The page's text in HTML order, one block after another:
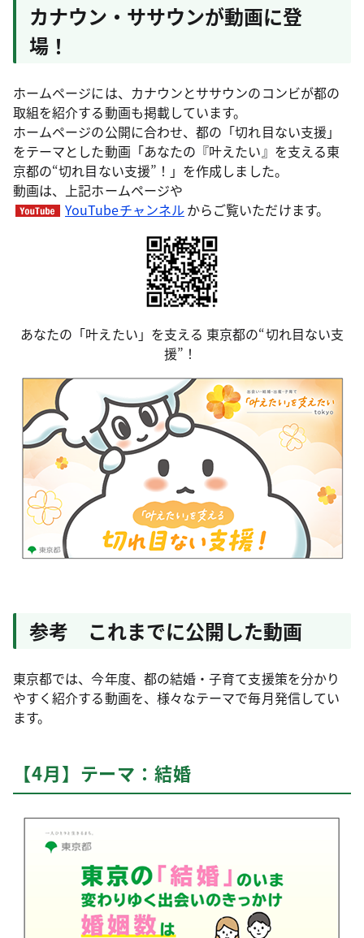
カナウン・ササウンが動画に登
場！
ホームページには、カナウンとササウンのコンビが都の
取組を紹介する動画も掲載しています。
ホームページの公開に合わせ、都の「切れ目ない支援」
をテーマとした動画「あなたの『叶えたい』を支える東
京都の“切れ目ない支援”！」を作成しました。
動画は、上記ホームページや
YouTubeチャンネル からご覧いただけます。
あなたの「叶えたい」を支える 東京都の“切れ目ない支
援”！
参考 これまでに公開した動画
東京都では、今年度、都の結婚・子育て支援策を分かり
やすく紹介する動画を、様々なテーマで毎月発信してい
ます。
【4月】テーマ：結婚